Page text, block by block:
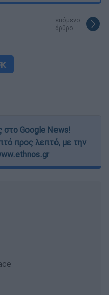
επόμενο
άρθρο
στο Google News!
προς λεπτό, με την